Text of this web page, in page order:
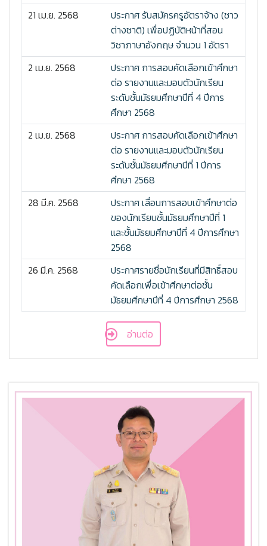
21 เม.ย. 2568
ประกาศ รับสมัครครูอัตราจ้าง (ชาว
ต่างชาติ) เพื่อปฏิบัติหน้าที่สอน
วิชาภาษาอังกฤษ จำนวน 1 อัตรา
2 เม.ย. 2568
ประกาศ การสอบคัดเลือกเข้าศึกษา
ต่อ รายงานและมอบตัวนักเรียน
ระดับชั้นมัธยมศึกษาปีที่ 4 ปีการ
ศึกษา 2568
2 เม.ย. 2568
ประกาศ การสอบคัดเลือกเข้าศึกษา
ต่อ รายงานและมอบตัวนักเรียน
ระดับชั้นมัธยมศึกษาปีที่ 1 ปีการ
ศึกษา 2568
28 มี.ค. 2568
ประกาศ เลื่อนการสอบเข้าศึกษาต่อ
ของนักเรียนชั้นมัธยมศึกษาปีที่ 1
และชั้นมัธยมศึกษาปีที่ 4 ปีการศึกษา
2568
26 มี.ค. 2568
ประกาศรายชื่อนักเรียนที่มีสิทธิ์สอบ
คัดเลือกเพื่อเข้าศึกษาต่อชั้น
มัธยมศึกษาปีที่ 4 ปีการศึกษา 2568
อ่านต่อ